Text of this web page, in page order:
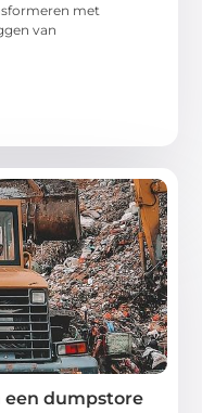
met
van
een dumpstore